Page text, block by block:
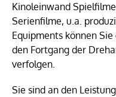
Kinoleinwand
Serienfilme, u.a.
Equipments können
den Fortgang der
verfolgen.
Sie sind an den